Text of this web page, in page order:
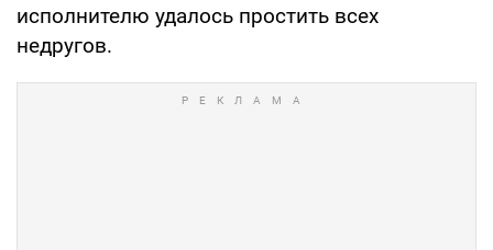
исполнителю удалось простить всех
недругов.